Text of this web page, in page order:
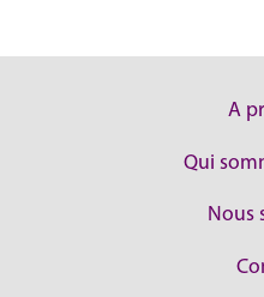
A
Qui
Nous